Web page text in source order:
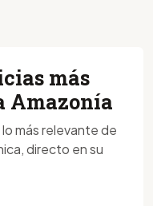
más
Amazonía
más relevante de
directo en su